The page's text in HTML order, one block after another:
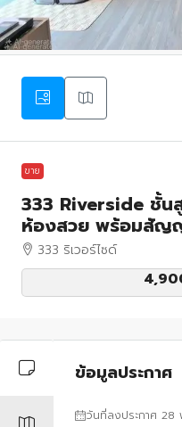
ขาย
333 Riverside ชั้น
ห้องสวย พร้อมสัญ
333 ริเวอร์ไซด์
ข้อมูลประกาศ
วันที่ลงประกาศ